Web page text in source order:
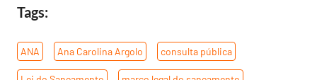
Tags:
ANA Ana Carolina Argolo consulta pública